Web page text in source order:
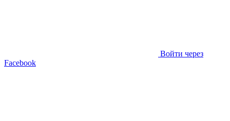
Войти через
Facebook